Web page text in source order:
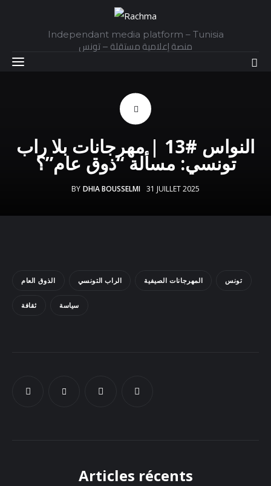
Independant media platform – Tunisia
منصة إعلامية مستقلة – تونس
Daily
Explainer
النواس #13 | مهرجانات بلا راب
تونسي: مسألة “ذوق عام”؟
BY DHIA BOUSSELMI 31 JUILLET 2025
الذوق العام الراب التونسي المهرجانات الصيفية تونس
ثقافة سياسة
Articles récents